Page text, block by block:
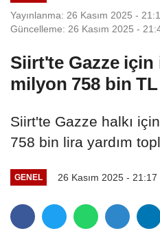
Yayınlanma: 26 Kasım 2025 -
Güncelleme: 26 Kasım 2025 -
Siirt'te Gazze
milyon 758 bin
Siirt'te Gazze halkı
758 bin lira yardım
GENEL 26 Kasım 2025 - 21:17